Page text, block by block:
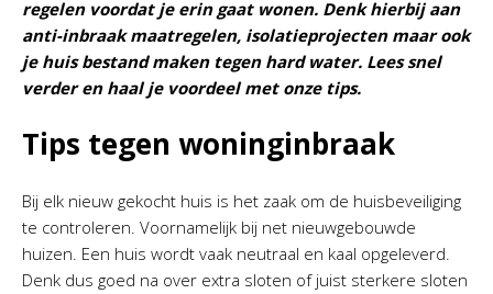
regelen voordat je erin gaat wonen. Denk hierbij aan
anti-inbraak maatregelen, isolatieprojecten maar ook
je huis bestand maken tegen hard water. Lees snel
verder en haal je voordeel met onze tips.
Tips tegen woninginbraak
Bij elk nieuw gekocht huis is het zaak om de huisbeveiliging
te controleren. Voornamelijk bij net nieuwgebouwde
huizen. Een huis wordt vaak neutraal en kaal opgeleverd.
Denk dus goed na over extra sloten of juist sterkere sloten